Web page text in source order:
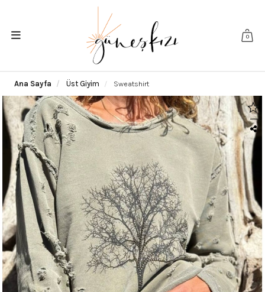
0
Ana Sayfa Üst Giyim Sweatshirt
|